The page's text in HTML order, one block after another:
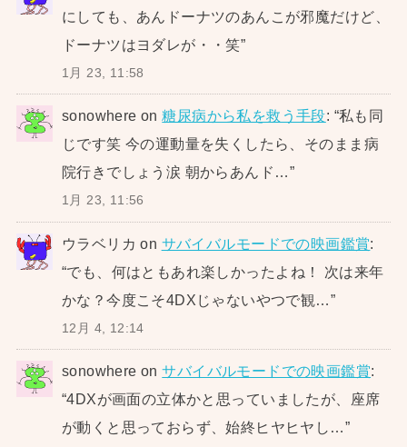
にしても、あんドーナツのあんこが邪魔だけど、
ドーナツはヨダレが・・笑”
1月 23, 11:58
sonowhere on糖尿病から私を救う手段: “私も同
じです笑 今の運動量を失くしたら、そのまま病
院行きでしょう涙 朝からあんド…”
1月 23, 11:56
ウラベリカ on サバイバルモードでの映画鑑賞:
“でも、何はともあれ楽しかったよね！ 次は来年
かな？今度こそ4DXじゃないやつで観…”
12月 4, 12:14
sonowhere onサバイバルモードでの映画鑑賞:
“4DXが画面の立体かと思っていましたが、座席
が動くと思っておらず、始終ヒヤヒヤし…”